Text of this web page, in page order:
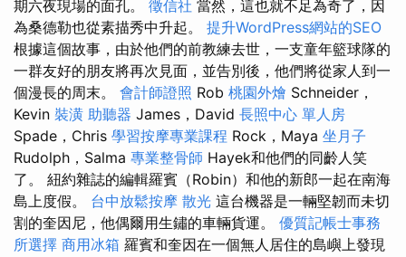
期六夜現場的面孔。 徵信社 當然，這也就不足為奇了，因
為桑德勒也從素描秀中升起。 提升WordPress網站的SEO
根據這個故事，由於他們的前教練去世，一支童年籃球隊的
一群友好的朋友將再次見面，並告別後，他們將從家人到一
個漫長的周末。 會計師證照 Rob 桃園外燴 Schneider，
Kevin 裝潢 助聽器 James，David 長照中心 單人房
Spade，Chris 學習按摩專業課程 Rock，Maya 坐月子
Rudolph，Salma 專業整骨師 Hayek和他們的同齡人笑
了。 紐約雜誌的編輯羅賓（Robin）和他的新郎一起在南海
島上度假。 台中放鬆按摩 散光 這台機器是一輛堅韌而未切
割的奎因尼，他偶爾用生鏽的車輛貨運。 優質記帳士事務
所選擇 商用冰箱 羅賓和奎因在一個無人居住的島嶼上發現